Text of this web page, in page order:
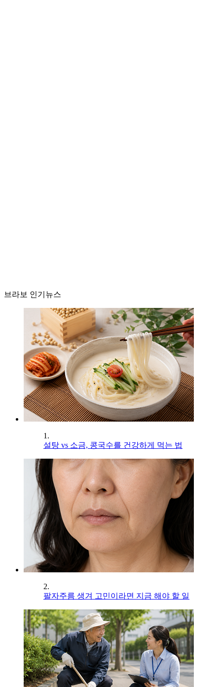
브라보 인기뉴스
1.
설탕 vs 소금, 콩국수를 건강하게 먹는 법
2.
팔자주름 생겨 고민이라면 지금 해야 할 일